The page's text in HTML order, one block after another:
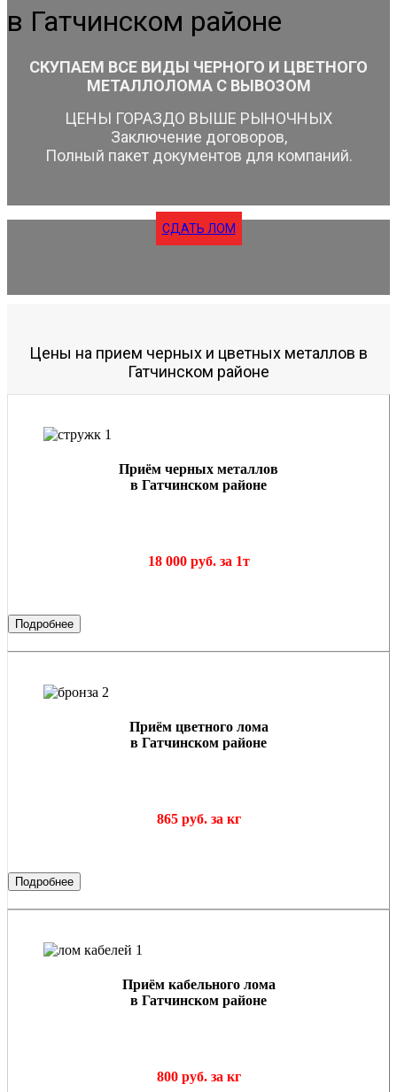
в Гатчинском районе
СКУПАЕМ ВСЕ ВИДЫ ЧЕРНОГО И ЦВЕТНОГО
МЕТАЛЛОЛОМА С ВЫВОЗОМ
ЦЕНЫ ГОРАЗДО ВЫШЕ РЫНОЧНЫХ
Заключение договоров,
Полный пакет документов для компаний.
СДАТЬ ЛОМ
Цены на прием черных и цветных металлов в
Гатчинском районе
Приём черных металлов
в Гатчинском районе
18 000 руб. за 1т
Подробнее
Приём цветного лома
в Гатчинском районе
865 руб. за кг
Подробнее
Приём кабельного лома
в Гатчинском районе
800 руб. за кг